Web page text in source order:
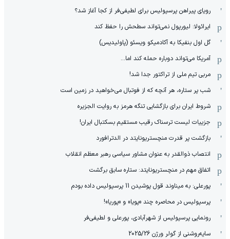
رویای پیراهن پرسپولیس برای لطیفی‌فر از کجا آغاز شد؟
ایرائولا: لیورپول نمی‌تواند سطحش را حفظ کند
گل اول بنفیکا به آکادمیکو ویسئو (پاولیدیس)
آمریکا می‌تواند دوباره حمله کند اما...
مربی تیم ملی از تراکتور جدا شد!
شب پر ستاره، هر آنچه که از فوتبال می‌خواهید در زمین است
شروط ایران برای بازگشایی تنگه هرمز به روایت الجزیره
جزییات لیست ترسناک رقیب مستقیم بسکتبال ایران!
بازگشت پر قدرت منچستریونایتد در الدترافورد
انتصاب ذوالقدر به عنوان مشاور سیاسی رهبر معظم انقلاب
اتفاق مهم در منچستریونایتد: ستاره سابق برگشت
پورعلی: به میناوند قول پوشیدن 11 پرسپولیس داده بودم
پرسپولیس در محاصره چند «پویا» و «پوریا»!
رونمایی پرسپولیس از شهرآبادی، پورعلی و لطیفی‌فر
سایه‌روشنی از گولر ورژن 2025/26